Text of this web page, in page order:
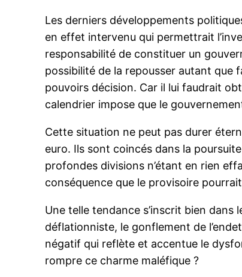
Les derniers développements
en effet intervenu qui permettrait
responsabilité de constituer un
possibilité de la repousser autant que
pouvoirs décision. Car il lui faudrait
calendrier impose que le
Cette situation ne peut pas durer
euro. Ils sont coincés dans la
profondes divisions n’étant en rien
conséquence que le provisoire
Une telle tendance s’inscrit bien dans
déflationniste, le gonflement de
négatif qui reflète et accentue le
rompre ce charme maléfique ?